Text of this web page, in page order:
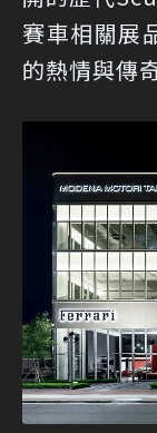
賽車相關展
的熱情與傳